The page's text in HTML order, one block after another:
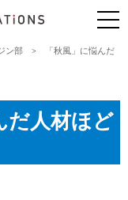
ン部 >
「秋風」に悩んだ
だ人材ほど